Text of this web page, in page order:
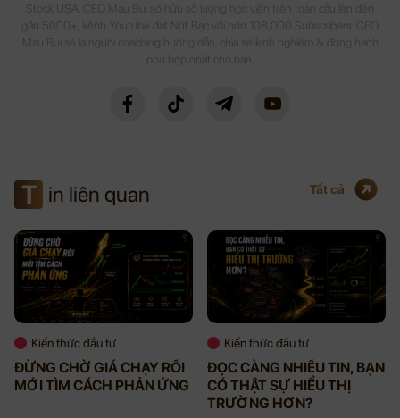
Stock USA. CEO Mau Bui sở hữu số lượng học viên trên toàn cầu lên đến
gần 5000+, kênh Youtube đạt Nút Bạc với hơn 108,000 Subscribers. CEO
Mau Bui sẽ là người coaching hướng dẫn, chia sẻ kinh nghiệm & đồng hành
phù hợp nhất cho bạn.
T in liên quan Tất cả
Kiến thức đầu tư
ĐỪNG CHỜ GIÁ CHẠY RỒI
MỚI TÌM CÁCH PHẢN ỨNG
Kiến thức đầu tư
ĐỌC CÀNG NHIỀU TIN, BẠN
CÓ THẬT SỰ HIỂU THỊ
TRƯỜNG HƠN?